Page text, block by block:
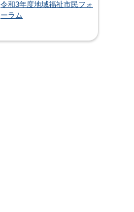
令和3年度地域福祉市民フォ
ーラム